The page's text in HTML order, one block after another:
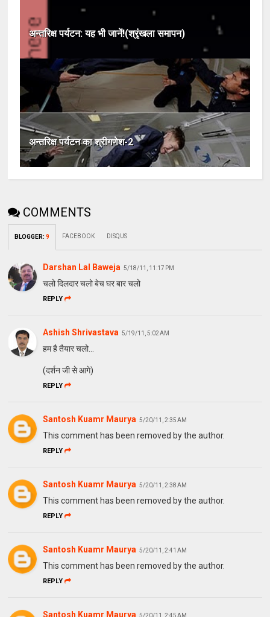
अन्तरिक्ष पर्यटन: यह भी जानें!(श्रृंखला समापन)
अन्तरिक्ष पर्यटन का श्रीगणेश-2
COMMENTS
BLOGGER:9 FACEBOOK DISQUS
Darshan Lal Baweja 5/18/11, 11:17 PM
चलो दिलदार चलो बेच घर बार चलो
REPLY
Ashish Shrivastava 5/19/11, 5:02 AM
हम है तैयार चलो...
(दर्शन जी से आगे)
REPLY
Santosh Kuamr Maurya 5/20/11, 2:35 AM
This comment has been removed by the author.
REPLY
Santosh Kuamr Maurya 5/20/11, 2:38 AM
This comment has been removed by the author.
REPLY
Santosh Kuamr Maurya 5/20/11, 2:41 AM
This comment has been removed by the author.
REPLY
Santosh Kuamr Maurya 5/20/11, 2:45 AM